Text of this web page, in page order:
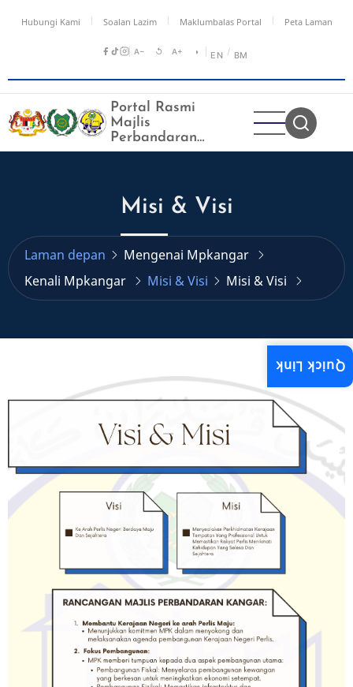
Hubungi Kami Soalan Lazim Maklumbalas Portal Peta Laman
A− ↺ A+ ◑ EN / BM
Portal Rasmi
Majlis
Perbandaran
Kangar
Misi & Visi
Laman depan
Mengenai Mpkangar
Kenali Mpkangar
Misi & Visi Misi & Visi
Quick Link